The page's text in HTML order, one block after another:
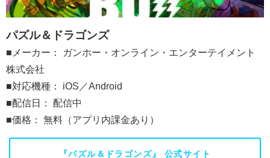
パズル＆ドラゴンズ
■メーカー： ガンホー・オンライン・エンターテイメント
株式会社
■対応機種： iOS／Android
■配信日： 配信中
■価格： 無料（アプリ内課金あり）
『パズル＆ドラゴンズ』 公式サイト